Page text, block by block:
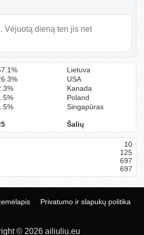
Vėjuotą dieną ten jis net
Lietuva
USA
Kanada
Poland
Singapūras
Šalių
10
125
697
697
Privatumo ir slapukų politika
© 2026 ailiuliu.eu